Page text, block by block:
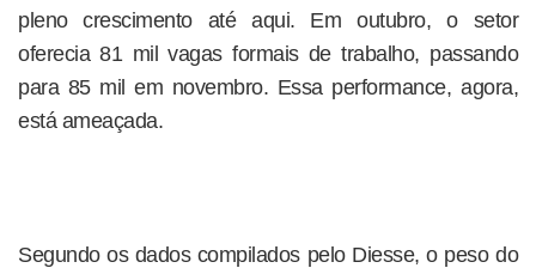
pleno crescimento até aqui. Em outubro, o setor
oferecia 81 mil vagas formais de trabalho, passando
para 85 mil em novembro. Essa performance, agora,
está ameaçada.
Segundo os dados compilados pelo Diesse, o peso do